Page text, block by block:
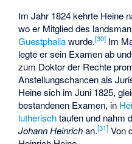
Im Jahr 1824 kehrte Heine
wo er Mitglied des
Guestphaliawurde.[30] Im
legte er sein Examen ab
zum Doktor der Rechte
Anstellungschancen als
Heine sich im Juni 1825,
bestandenen Examen, in
lutherischtaufen und nahm
Johann Heinrichan.[31] Von